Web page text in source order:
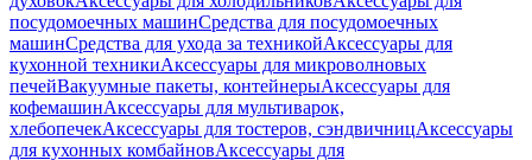
посудомоечных машинСредства для посудомоечных
машинСредства для ухода за техникойАксессуары для
кухонной техникиАксессуары для микроволновых
печейВакуумные пакеты, контейнерыАксессуары для
кофемашинАксессуары для мультиварок,
хлебопечекАксессуары для тостеров, сэндвичницАксессуары
для кухонных комбайновАксессуары для